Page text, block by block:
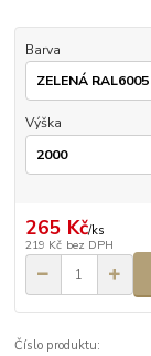
Barva
Výška
265 Kč/ks
219 Kč bez DPH
Číslo produktu: